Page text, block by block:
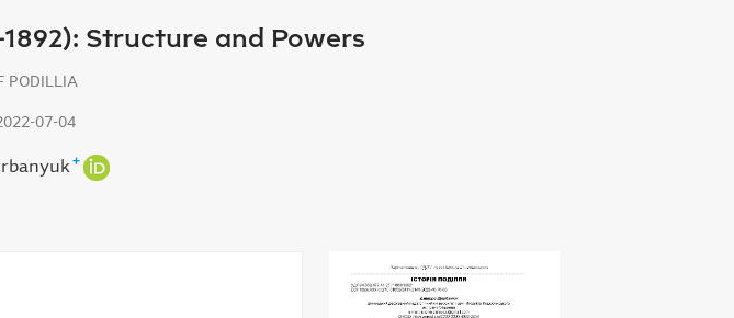
Structure and Powers
PODILLIA
07-04
+